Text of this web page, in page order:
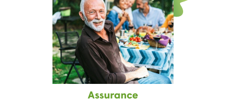
Assurance